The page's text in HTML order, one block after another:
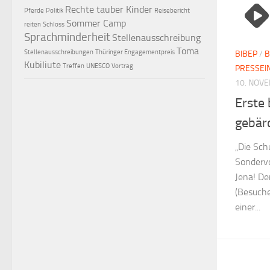
BIBEP/
10.
Erste
„Die
Jena!
einer...
Pferde Politik Rechte tauber Kinder Reisebericht
reiten Schloss Sommer Camp
Sprachminderheit Stellenausschreibung
Stellenausschreibungen Thüringer Engagementpreis Toma
Kubiliute Treffen UNESCO Vortrag